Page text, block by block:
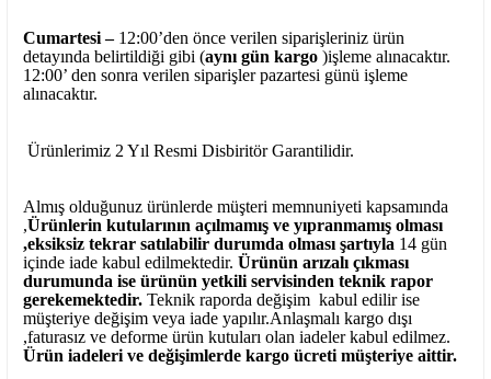
Cumartesi – 12:00’den önce verilen siparişleriniz ürün
detayında belirtildiği gibi (aynı gün kargo )işleme alınacaktır.
12:00’ den sonra verilen siparişler pazartesi günü işleme
alınacaktır.
Ürünlerimiz 2 Yıl Resmi Disbiritör Garantilidir.
Almış olduğunuz ürünlerde müşteri memnuniyeti kapsamında
,Ürünlerin kutularının açılmamış ve yıpranmamış olması
,eksiksiz tekrar satılabilir durumda olması şartıyla 14 gün
içinde iade kabul edilmektedir. Ürünün arızalı çıkması
durumunda ise ürünün yetkili servisinden teknik rapor
gerekemektedir. Teknik raporda değişim kabul edilir ise
müşteriye değişim veya iade yapılır.Anlaşmalı kargo dışı
,faturasız ve deforme ürün kutuları olan iadeler kabul edilmez.
Ürün iadeleri ve değişimlerde kargo ücreti müşteriye aittir.